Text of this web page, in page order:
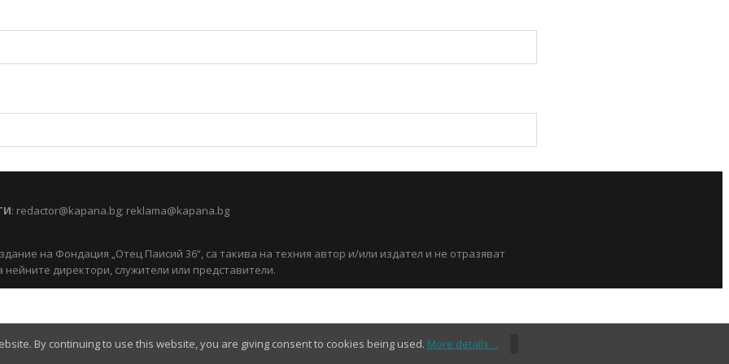
: redactor@kapana.bg; reklama@kapana.bg
на Фондация „Отец Паисий 36“, са такива на техния автор и/или издател и не отразяват
директори, служители или представители.
By continuing to use this website, you are giving consent to cookies being used. More details…